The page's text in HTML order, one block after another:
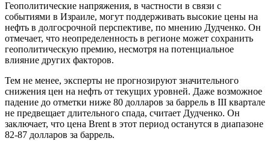
Геополитические напряжения, в частности в связи с
событиями в Израиле, могут поддерживать высокие цены на
нефть в долгосрочной перспективе, по мнению Дудченко. Он
отмечает, что неопределенность в регионе может сохранить
геополитическую премию, несмотря на потенциальное
влияние других факторов.
Тем не менее, эксперты не прогнозируют значительного
снижения цен на нефть от текущих уровней. Даже возможное
падение до отметки ниже 80 долларов за баррель в III квартале
не предвещает длительного спада, считает Дудченко. Он
заключает, что цена Brent в этот период останутся в диапазоне
82-87 долларов за баррель.